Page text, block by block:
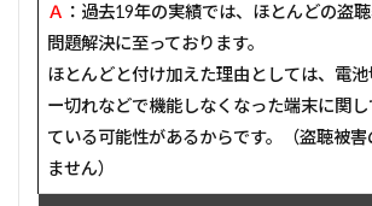
Ａ ：過去19年の実績では、ほとんどの盗
問題解決に至っております。
ほとんどと付け加えた理由としては、電池
ー切れなどで機能しなくなった端末に関
ている可能性があるからです。（盗聴被害
ません）